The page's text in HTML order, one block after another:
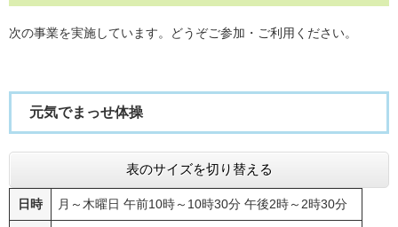
次の事業を実施しています。どうぞご参加・ご利用ください。
元気でまっせ体操
表のサイズを切り替える
日時 月～木曜日 午前10時～10時30分 午後2時～2時30分